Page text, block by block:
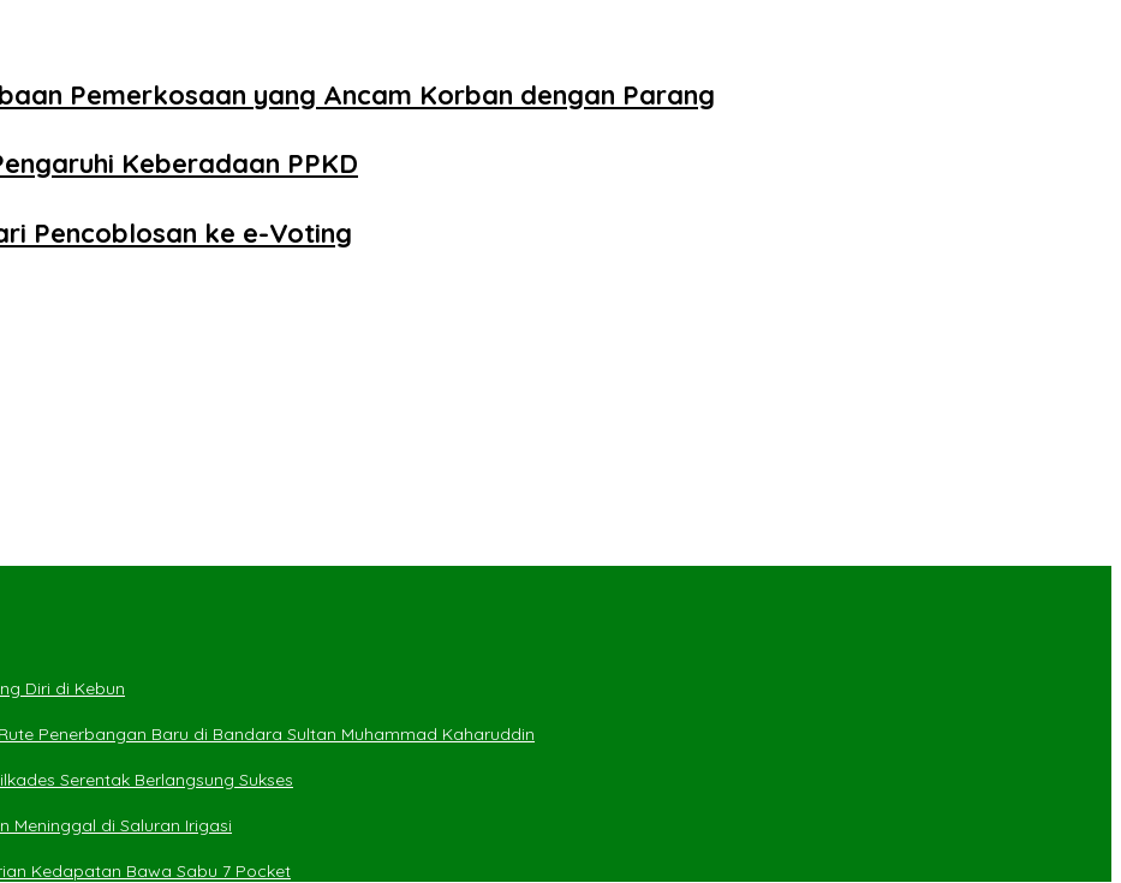
Pemerkosaan yang Ancam Korban dengan Parang
Keberadaan PPKD
Pencoblosan ke e-Voting
Diri di Kebun
Penerbangan Baru di Bandara Sultan Muhammad Kaharuddin
Serentak Berlangsung Sukses
Meninggal di Saluran Irigasi
Kedapatan Bawa Sabu 7 Pocket